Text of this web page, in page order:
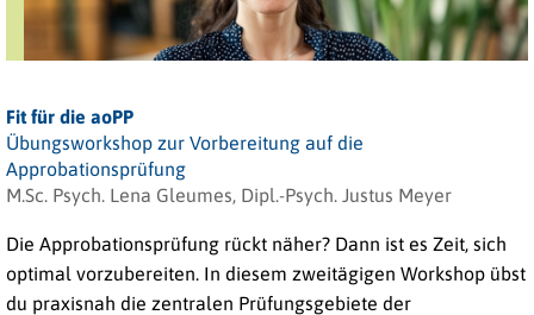
Fit für die aoPP
Übungsworkshop zur Vorbereitung auf die
Approbationsprüfung
M.Sc. Psych. Lena Gleumes, Dipl.-Psych. Justus Meyer
Die Approbationsprüfung rückt näher? Dann ist es Zeit, sich
optimal vorzubereiten. In diesem zweitägigen Workshop übst
du praxisnah die zentralen Prüfungsgebiete der